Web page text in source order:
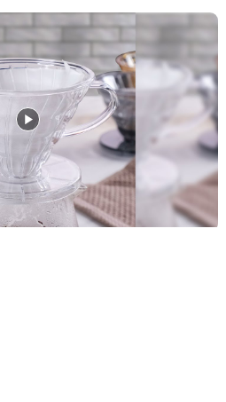
penyeduh kopi, sudah pasti V60
plastik BPA-free yang
plastik yang digunakan juga mampu
°C. Anda pun tak perlu khawatir
atas bubuk kopi.
menjadikan V60 coffee dripper ini
saat traveling, dan tidak mudah
keramik. Solusi sempurna untuk
atau saat berkemah.